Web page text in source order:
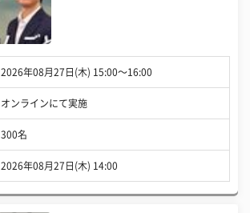
2026年08月27日(木) 15:00〜16:00
オンラインにて実施
300名
2026年08月27日(木) 14:00